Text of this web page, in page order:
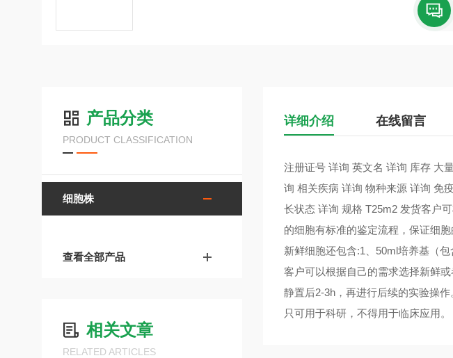
产品分类
PRODUCT CLASSIFICATION
细胞株
查看全部产品
相关文章
RELATED ARTICLES
详细介绍 在线留言
注册证号 详询 英文名 详询 库存 大
询 相关疾病 详询 物种来源 详询 免
长状态 详询 规格 T25m2 发货客户
的细胞有标准的鉴定流程，保证细
新鲜细胞还包含:1、50ml培养基（
客户可以根据自己的需求选择新鲜
静置后2-3h，再进行后续的实验操
只可用于科研，不得用于临床应用。